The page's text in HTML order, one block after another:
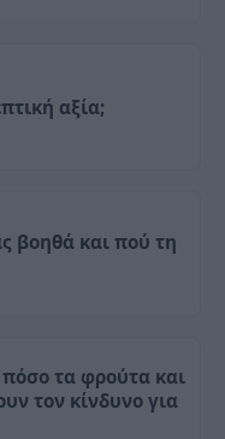
αξία;
βοηθά και πού τη
τα φρούτα και
τον κίνδυνο για